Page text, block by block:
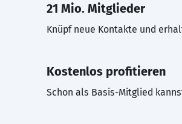
21 Mio. Mitglieder
Knüpf neue Kontakte und
Kostenlos profitieren
Schon als Basis-Mitglied